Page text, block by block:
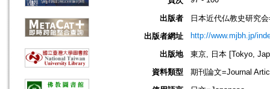
出版者
日本近代仏教史研究
出版者網址
http://www.mjbh.jp/
出版地
東京, 日本 [Tokyo,
資料類型
期刊論文=Journal